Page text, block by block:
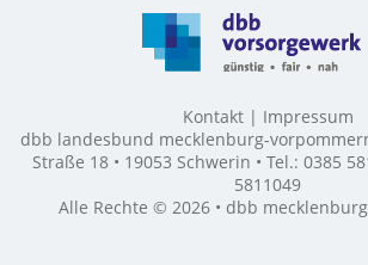
Kontakt
Impressum
dbb landesbund mecklenburg-
Straße 18 • 19053 Schwerin • Tel.: 0385
5811049
Alle Rechte © 2026 • dbb